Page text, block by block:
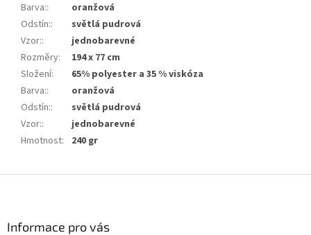
Barva::
oranžová
Odstín::
světlá pudrová
Vzor::
jednobarevné
Rozměry:
194 x 77 cm
Složení:
65% polyester a 35 % viskóza
Barva::
oranžová
Odstín::
světlá pudrová
Vzor::
jednobarevné
Hmotnost: 240 gr
Informace pro vás